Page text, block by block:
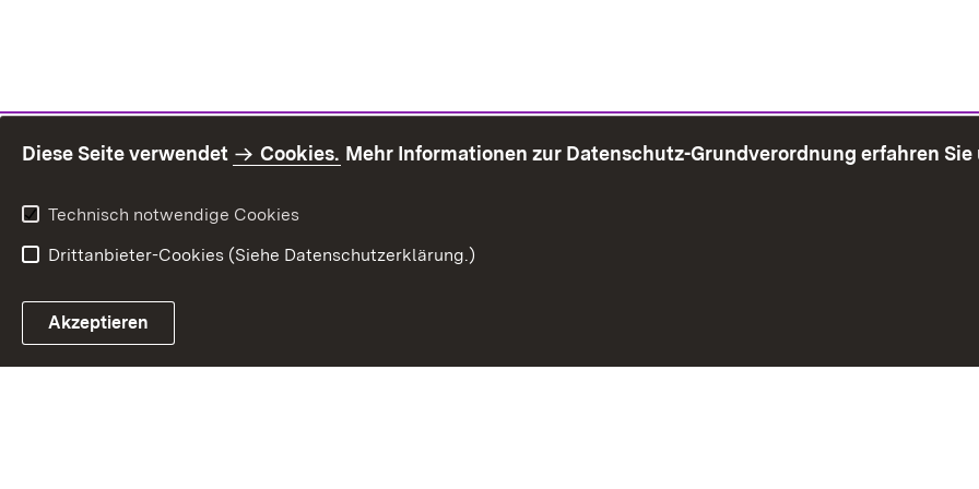
Diese Seite verwendet Cookies. Mehr Informationen zur Datenschutz-Grundverordnung erfahren Sie
Technisch notwendige Cookies
Drittanbieter-Cookies (Siehe Datenschutzerklärung.)
Akzeptieren